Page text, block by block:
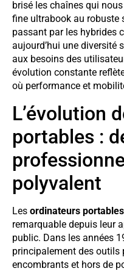
brisé les chaînes qui
fine ultrabook au robuste
passant par les hybrides
aujourd’hui une diversité
aux besoins des
évolution constante
où performance et
L’évolution
portables :
polyvalent
Les ordinateurs portables
remarquable depuis leur
public. Dans les années
principalement des outils
encombrants et hors de